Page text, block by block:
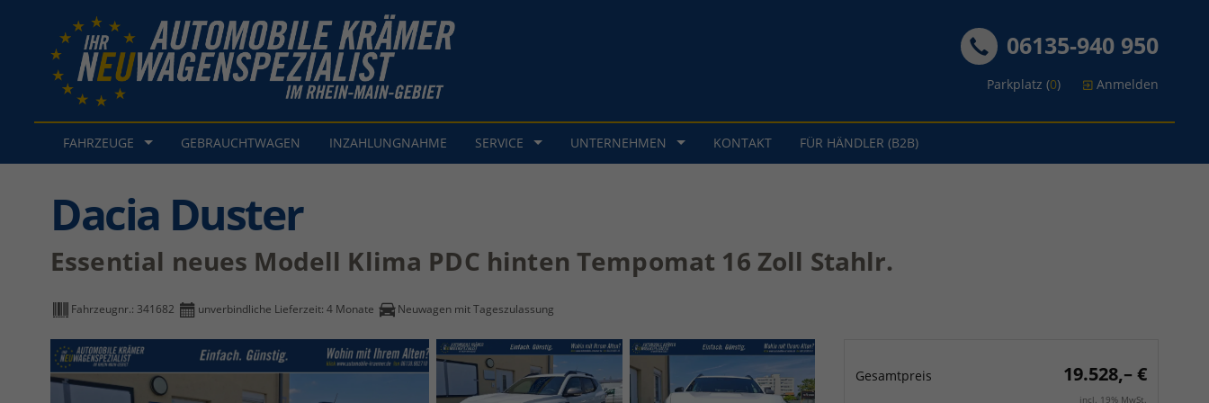
06135-940 950
Parkplatz (0) Anmelden
FAHRZEUGE GEBRAUCHTWAGEN INZAHLUNGNAHME SERVICE UNTERNEHMEN KONTAKT FÜR HÄNDLER (B2B)
Dacia Duster
Essential neues Modell Klima PDC hinten Tempomat 16 Zoll Stahlr.
Fahrzeugnr.: 341682 unverbindliche Lieferzeit: 4 Monate Neuwagen mit Tageszulassung
Gesamtpreis 19.528,– €
incl. 19% MwSt.